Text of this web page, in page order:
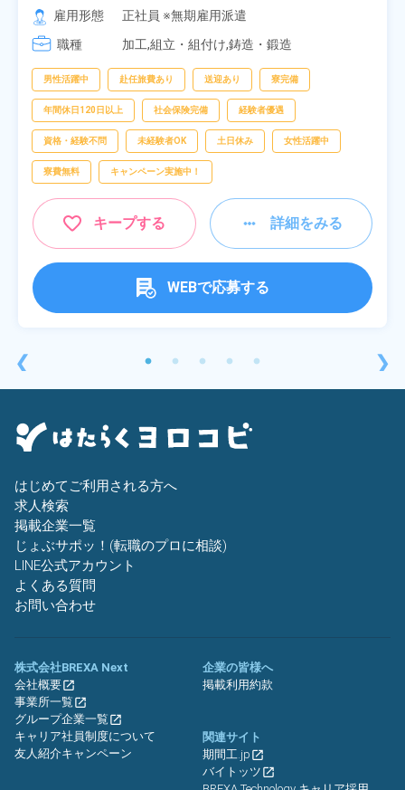
❮
[2] 06:25～15:10
[3] 17:05～01:50
雇用形態
正社員 ※無期雇用派遣
職種
加工,組立・組付け,鋳造・鍛造
男性活躍中 赴任旅費あり 送迎あり 寮完備
年間休日120日以上 社会保険完備 経験者優遇
資格・経験不問 未経験者OK 土日休み 女性活躍中
寮費無料 キャンペーン実施中！
キープする 詳細をみる
WEBで応募する
❯
はじめてご利用される方へ
求人検索
掲載企業一覧
じょぶサポッ！(転職のプロに相談)
LINE公式アカウント
よくある質問
お問い合わせ
株式会社BREXA Next
会社概要
事業所一覧
グループ企業一覧
キャリア社員制度について
友人紹介キャンペーン
企業の皆様へ
掲載利用約款
関連サイト
期間工.jp
バイトッツ